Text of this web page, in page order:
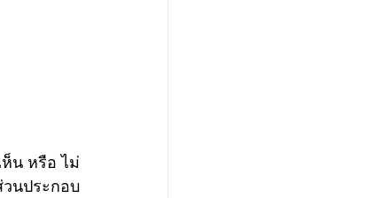
น หรือ ไม่
นประกอบ